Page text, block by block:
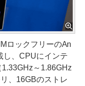
ロックフリーのAn
し、CPUにインテ
～1.86GHz
、16GBのストレ